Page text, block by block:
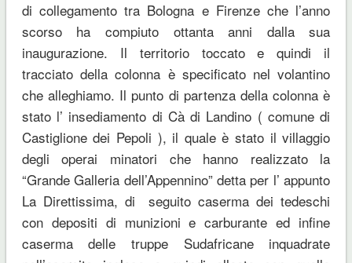
di collegamento tra Bologna e Firenze che l’anno
scorso ha compiuto ottanta anni dalla sua
inaugurazione. Il territorio toccato e quindi il
tracciato della colonna è specificato nel volantino
che alleghiamo. Il punto di partenza della colonna è
stato l’ insediamento di Cà di Landino ( comune di
Castiglione dei Pepoli ), il quale è stato il villaggio
degli operai minatori che hanno realizzato la
“Grande Galleria dell’Appennino” detta per l’ appunto
La Direttissima, di seguito caserma dei tedeschi
con depositi di munizioni e carburante ed infine
caserma delle truppe Sudafricane inquadrate